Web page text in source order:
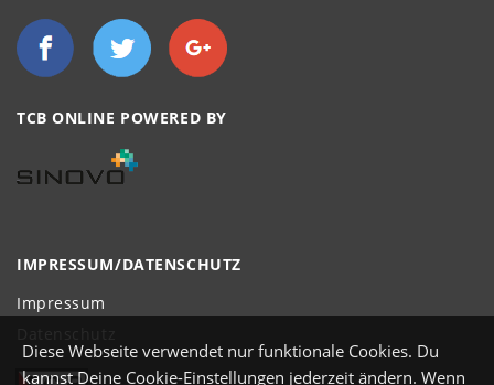
TCB ONLINE POWERED BY
IMPRESSUM/DATENSCHUTZ
Impressum
Diese Webseite verwendet nur funktionale Cookies. Du
kannst Deine Cookie-Einstellungen jederzeit ändern. Wenn